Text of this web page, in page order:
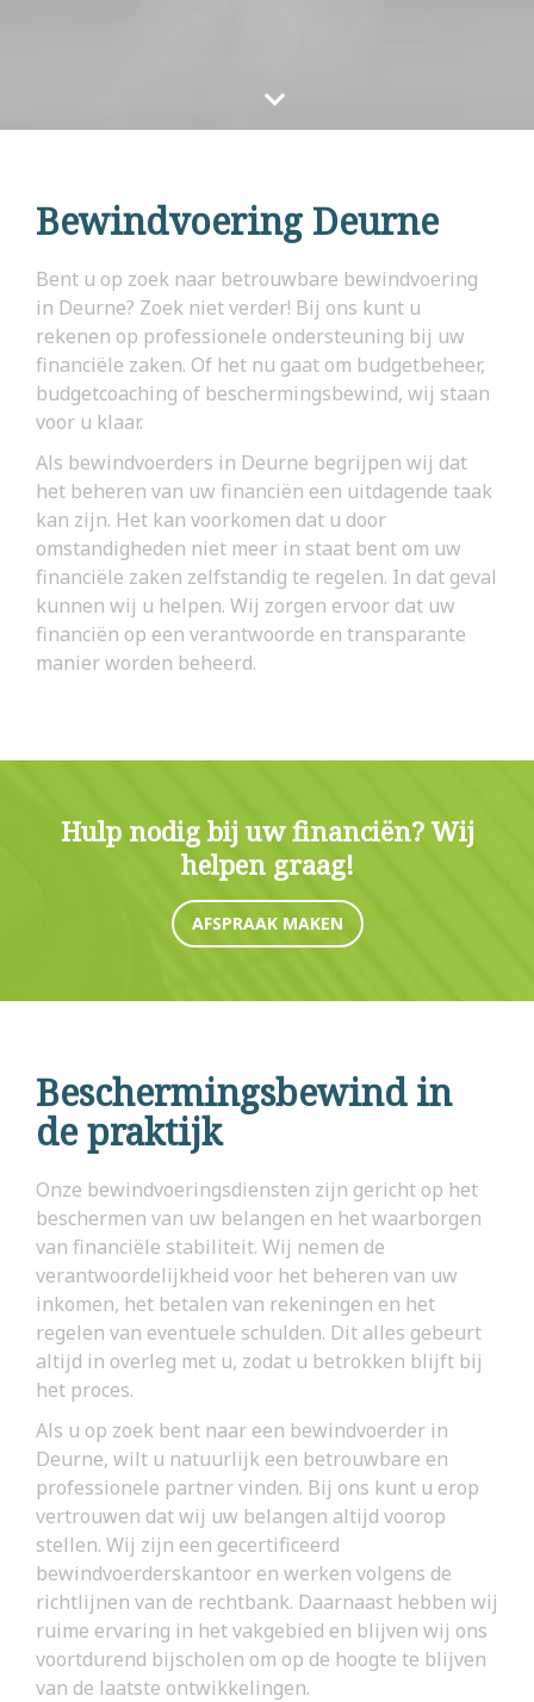
Bewindvoering Deurne
Bent u op zoek naar betrouwbare bewindvoering
in Deurne? Zoek niet verder! Bij ons kunt u
rekenen op professionele ondersteuning bij uw
financiële zaken. Of het nu gaat om budgetbeheer,
budgetcoaching of beschermingsbewind, wij staan
voor u klaar.
Als bewindvoerders in Deurne begrijpen wij dat
het beheren van uw financiën een uitdagende taak
kan zijn. Het kan voorkomen dat u door
omstandigheden niet meer in staat bent om uw
financiële zaken zelfstandig te regelen. In dat geval
kunnen wij u helpen. Wij zorgen ervoor dat uw
financiën op een verantwoorde en transparante
manier worden beheerd.
Hulp nodig bij uw financiën? Wij
helpen graag!
AFSPRAAK MAKEN
Beschermingsbewind in
de praktijk
Onze bewindvoeringsdiensten zijn gericht op het
beschermen van uw belangen en het waarborgen
van financiële stabiliteit. Wij nemen de
verantwoordelijkheid voor het beheren van uw
inkomen, het betalen van rekeningen en het
regelen van eventuele schulden. Dit alles gebeurt
altijd in overleg met u, zodat u betrokken blijft bij
het proces.
Als u op zoek bent naar een bewindvoerder in
Deurne, wilt u natuurlijk een betrouwbare en
professionele partner vinden. Bij ons kunt u erop
vertrouwen dat wij uw belangen altijd voorop
stellen. Wij zijn een gecertificeerd
bewindvoerderskantoor en werken volgens de
richtlijnen van de rechtbank. Daarnaast hebben wij
ruime ervaring in het vakgebied en blijven wij ons
voortdurend bijscholen om op de hoogte te blijven
van de laatste ontwikkelingen.